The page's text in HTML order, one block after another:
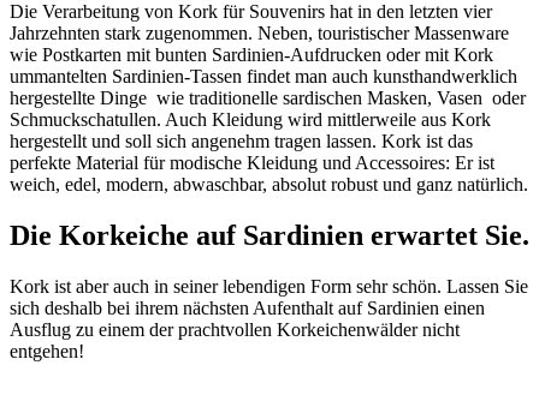
Die Verarbeitung von Kork für Souvenirs hat in den letzten vier
Jahrzehnten stark zugenommen. Neben, touristischer Massenware
wie Postkarten mit bunten Sardinien-Aufdrucken oder mit Kork
ummantelten Sardinien-Tassen findet man auch kunsthandwerklich
hergestellte Dinge wie traditionelle sardischen Masken, Vasen oder
Schmuckschatullen. Auch Kleidung wird mittlerweile aus Kork
hergestellt und soll sich angenehm tragen lassen. Kork ist das
perfekte Material für modische Kleidung und Accessoires: Er ist
weich, edel, modern, abwaschbar, absolut robust und ganz natürlich.
Die Korkeiche auf Sardinien erwartet Sie.
Kork ist aber auch in seiner lebendigen Form sehr schön. Lassen Sie
sich deshalb bei ihrem nächsten Aufenthalt auf Sardinien einen
Ausflug zu einem der prachtvollen Korkeichenwälder nicht
entgehen!